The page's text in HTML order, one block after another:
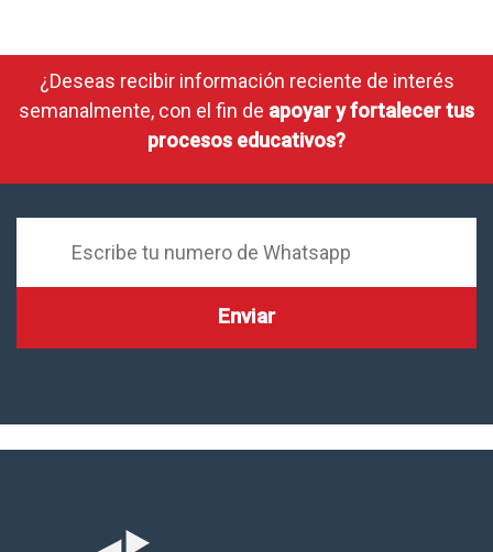
¿Deseas recibir información reciente de interés
semanalmente, con el fin de apoyar y fortalecer tus
procesos educativos?